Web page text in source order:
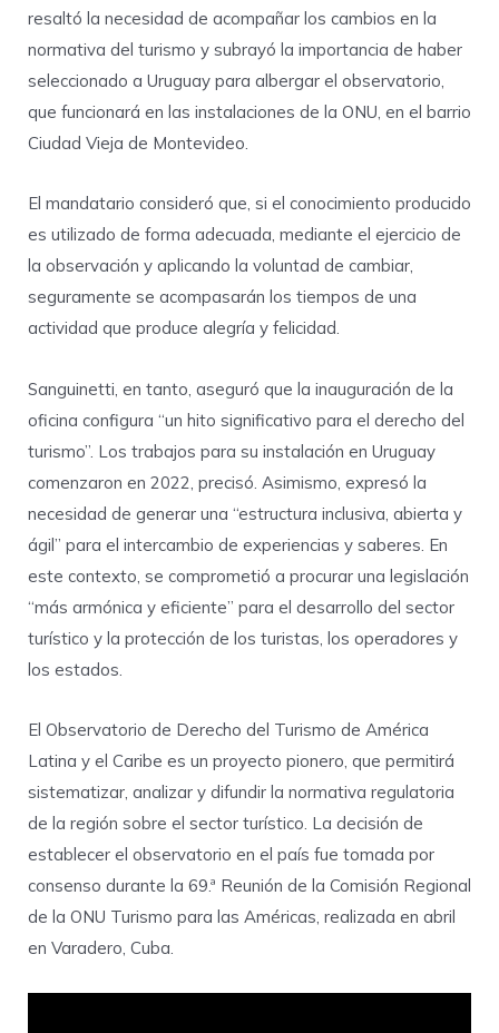
resaltó la necesidad de acompañar los cambios en la
normativa del turismo y subrayó la importancia de haber
seleccionado a Uruguay para albergar el observatorio,
que funcionará en las instalaciones de la ONU, en el barrio
Ciudad Vieja de Montevideo.
El mandatario consideró que, si el conocimiento producido
es utilizado de forma adecuada, mediante el ejercicio de
la observación y aplicando la voluntad de cambiar,
seguramente se acompasarán los tiempos de una
actividad que produce alegría y felicidad.
Sanguinetti, en tanto, aseguró que la inauguración de la
oficina configura “un hito significativo para el derecho del
turismo”. Los trabajos para su instalación en Uruguay
comenzaron en 2022, precisó. Asimismo, expresó la
necesidad de generar una “estructura inclusiva, abierta y
ágil” para el intercambio de experiencias y saberes. En
este contexto, se comprometió a procurar una legislación
“más armónica y eficiente” para el desarrollo del sector
turístico y la protección de los turistas, los operadores y
los estados.
El Observatorio de Derecho del Turismo de América
Latina y el Caribe es un proyecto pionero, que permitirá
sistematizar, analizar y difundir la normativa regulatoria
de la región sobre el sector turístico. La decisión de
establecer el observatorio en el país fue tomada por
consenso durante la 69.ª Reunión de la Comisión Regional
de la ONU Turismo para las Américas, realizada en abril
en Varadero, Cuba.